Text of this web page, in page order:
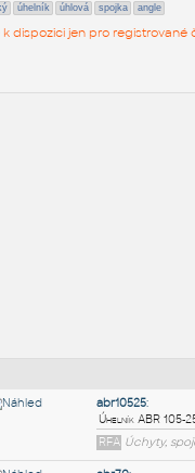
úhelník úhlová spojka angle
k dispozici jen pro